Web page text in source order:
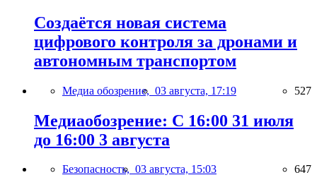
Создаётся новая система
цифрового контроля за дронами и
автономным транспортом
Медиа обозрение, 03 августа, 17:19 527
Медиаобозрение: С 16:00 31 июля
до 16:00 3 августа
Безопасность, 03 августа, 15:03 647